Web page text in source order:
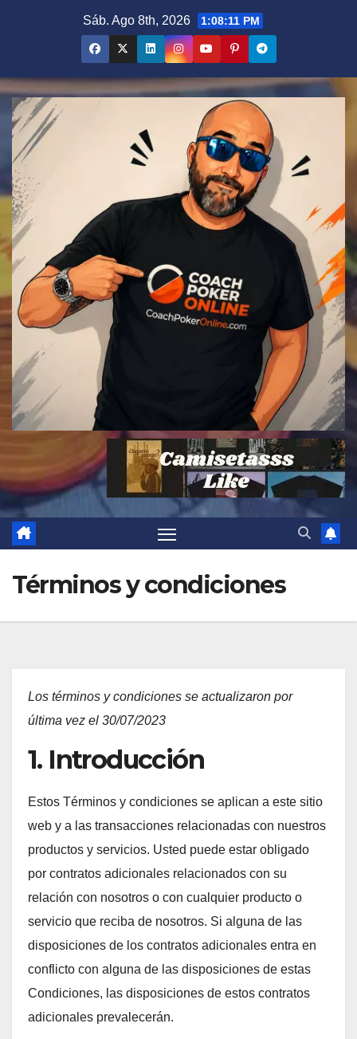
Sáb. Ago 8th, 2026 1:08:13 PM
Términos y condiciones
Los términos y condiciones se actualizaron por
última vez el 30/07/2023
1. Introducción
Estos Términos y condiciones se aplican a este sitio
web y a las transacciones relacionadas con nuestros
productos y servicios. Usted puede estar obligado
por contratos adicionales relacionados con su
relación con nosotros o con cualquier producto o
servicio que reciba de nosotros. Si alguna de las
disposiciones de los contratos adicionales entra en
conflicto con alguna de las disposiciones de estas
Condiciones, las disposiciones de estos contratos
adicionales prevalecerán.